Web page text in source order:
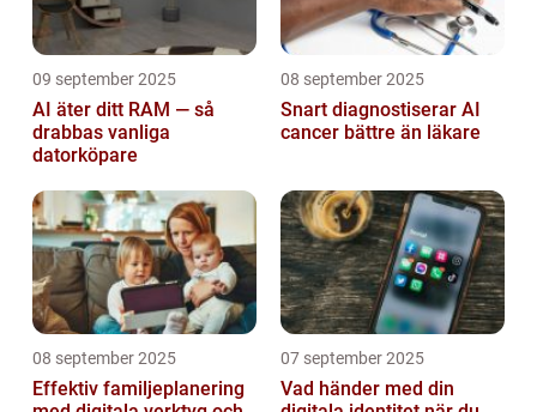
09 september 2025
AI äter ditt RAM — så
drabbas vanliga
datorköpare
08 september 2025
Snart diagnostiserar AI
cancer bättre än läkare
08 september 2025
Effektiv familjeplanering
07 september 2025
Vad händer med din